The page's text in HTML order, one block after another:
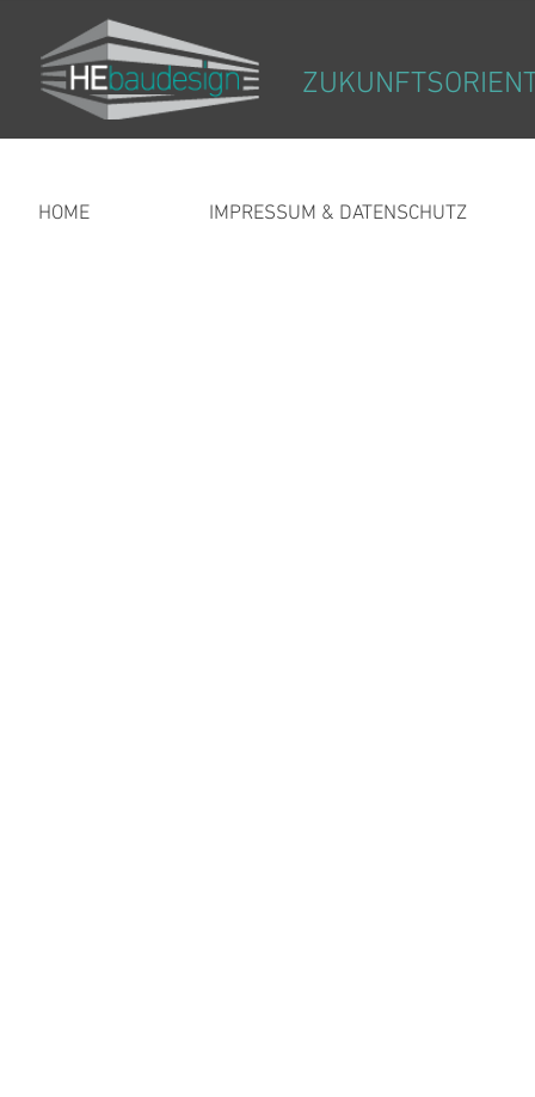
HOME IMPRESSUM & DATENSCHUTZ